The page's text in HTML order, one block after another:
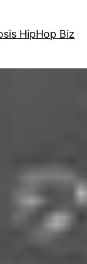
HipHop Biz